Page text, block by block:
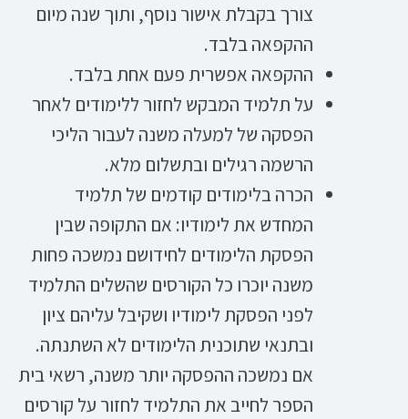
צורך בקבלת אישור נוסף, ותוך שנה מיום
ההקפאה בלבד.
ההקפאה אפשרית פעם אחת בלבד.
על תלמיד המבקש לחזור ללימודים לאחר
הפסקה של למעלה משנה לעבור הליכי
הרשמה רגילים ובתשלום מלא.
הכרה בלימודים קודמים של תלמיד
המחדש את לימודיו: אם התקופה שבין
הפסקת הלימודים לחידושם נמשכה פחות
משנה יוכרו כל הקורסים שהשלים התלמיד
לפני הפסקת לימודיו ושקיבל עליהם ציון
ובתנאי שתוכנית הלימודים לא השתנתה.
אם נמשכה ההפסקה יותר משנה, רשאי בית
הספר לחייב את התלמיד לחזור על קורסים